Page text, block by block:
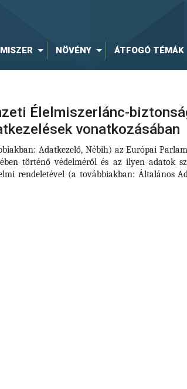
NÖVÉNY ÁTFOGÓ TÉMÁK
Élelmiszerlánc-
vonatkozásában
Adatkezelő, Nébih) az Európai
történő védelméről és az ilyen
rendeletével (a továbbiakban: Általános